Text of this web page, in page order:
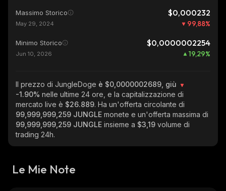
Massimo Storico $0,000232
May 29, 2024 99,88%
Minimo Storico $0,0000002254
Jun 10, 2026 19,29%
Il prezzo di JungleDoge è $0,0000002689, giù
-1.90% nelle ultime 24 ore, e la capitalizzazione di
mercato live è $26.889. Ha un'offerta circolante di
99,999,999,259 JUNGLE monete e un'offerta massima di
99,999,999,259 JUNGLE insieme a $3,19 volume di
trading 24h.
Le Mie Note